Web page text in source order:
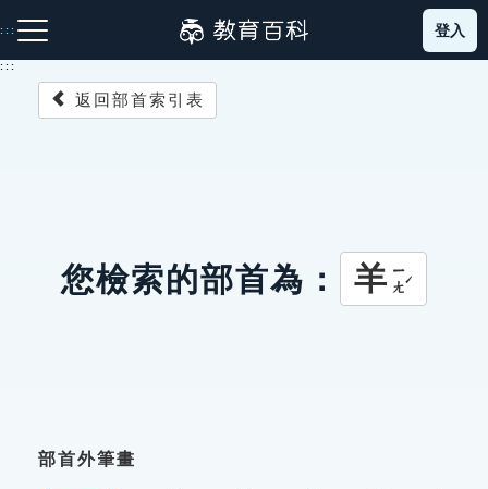
到
主
:::
成語故事
登入
:::
返回部首索引表
您檢索的部首為： 羊 ㄧㄤˊ
部首外筆畫